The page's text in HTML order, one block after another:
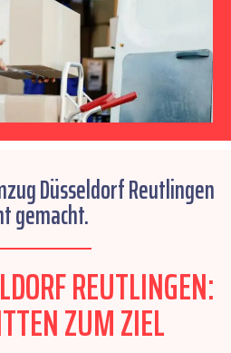
Düsseldorf Reutlingen
gemacht.
REUTLINGEN:
ZUM ZIEL